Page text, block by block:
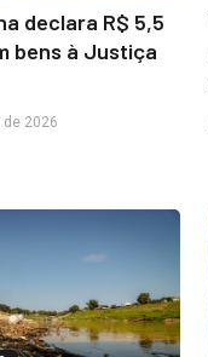
declara R$ 5,5
bens à Justiça
2026